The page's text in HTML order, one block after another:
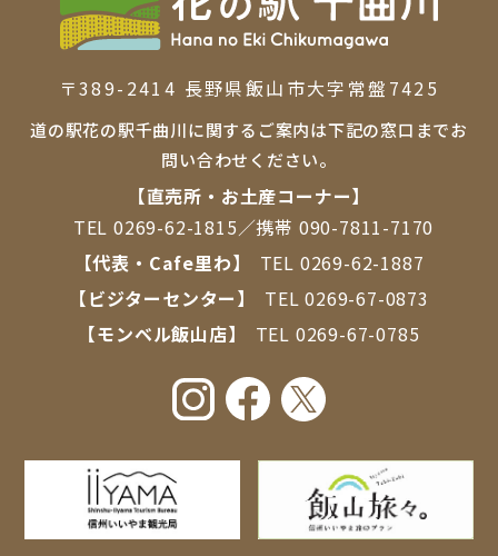
〒389-2414 ⻑野県飯⼭市⼤字常盤7425
道の駅花の駅千曲川に関するご案内は下記の窓口までお
問い合わせください。
【直売所・お⼟産コーナー】
TEL 0269-62-1815／携帯 090-7811-7170
【代表・Cafe里わ】
TEL 0269-62-1887
【ビジターセンター】
TEL0269-67-0873
【モンベル飯山店】
TEL 0269-67-0785